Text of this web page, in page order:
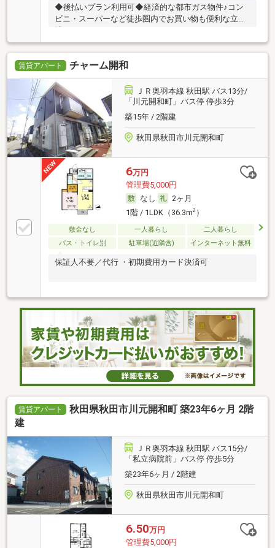
◆後払いプラン利用可◆経済的な都市ガス物件♪コン
ビニ・スーパーなど徒歩圏内でお買い物も便利な立
地！
賃貸アパート チャーム開和
ＪＲ奥羽本線 秋田駅 バス13分/
「川元開和町」バス停 停歩3分
築15年 / 2階建
秋田県秋田市川元開和町
6万円
管理費5,000円
なし
2ヶ月
1階 / 1LDK（36.3m2）
敷金なし 一人暮らし
二人暮らし
バス・トイレ別
駐車場(近隣含) インターネット無料
保証人不要／代行 ・初期費用カード決済可
賃貸アパート
秋田県秋田市川元開和町 築23年6ヶ月 2階
建
ＪＲ奥羽本線 秋田駅 バス15分/
「私立病院前」バス停 停歩5分
築23年6ヶ月 / 2階建
秋田県秋田市川元開和町
6.50万円
管理費5,000円